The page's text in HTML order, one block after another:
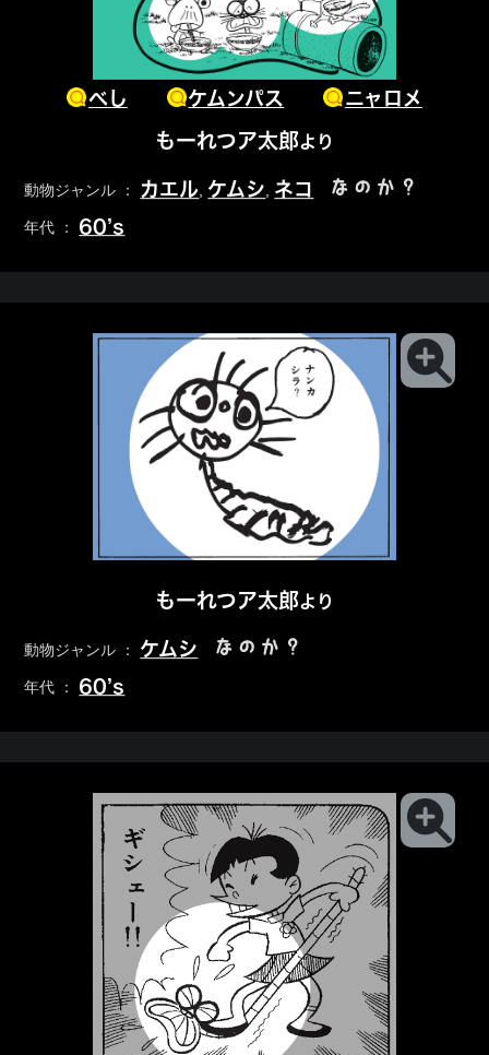
べし ケムンパス ニャロメ
もーれつア太郎より
動物ジャンル ： カエル ケムシ ネコ なのか？
年代 ： 60’s
もーれつア太郎より
動物ジャンル ： ケムシ なのか？
年代 ： 60’s